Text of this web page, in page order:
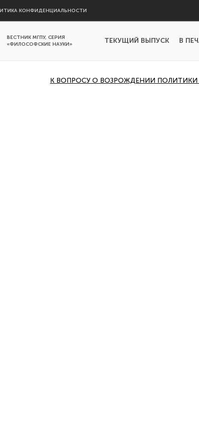
КОНФИДЕНЦИАЛЬНОСТИ
ВЕСТНИК МГПУ, СЕРИЯ
«ФИЛОСОФСКИЕ НАУКИ»
ТЕКУЩИЙ ВЫПУСК В
К ВОПРОСУ О ВОЗРОЖДЕНИИ ПОЛИТИКИ